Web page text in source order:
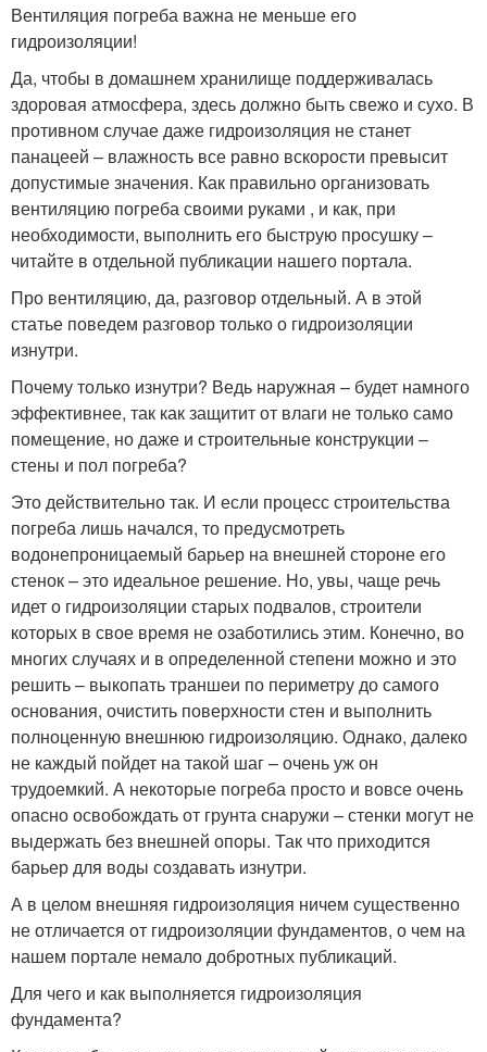
Вентиляция погреба важна не меньше его
гидроизоляции!
Да, чтобы в домашнем хранилище поддерживалась
здоровая атмосфера, здесь должно быть свежо и сухо. В
противном случае даже гидроизоляция не станет
панацеей – влажность все равно вскорости превысит
допустимые значения. Как правильно организовать
вентиляцию погреба своими руками , и как, при
необходимости, выполнить его быструю просушку –
читайте в отдельной публикации нашего портала.
Про вентиляцию, да, разговор отдельный. А в этой
статье поведем разговор только о гидроизоляции
изнутри.
Почему только изнутри? Ведь наружная – будет намного
эффективнее, так как защитит от влаги не только само
помещение, но даже и строительные конструкции –
стены и пол погреба?
Это действительно так. И если процесс строительства
погреба лишь начался, то предусмотреть
водонепроницаемый барьер на внешней стороне его
стенок – это идеальное решение. Но, увы, чаще речь
идет о гидроизоляции старых подвалов, строители
которых в свое время не озаботились этим. Конечно, во
многих случаях и в определенной степени можно и это
решить – выкопать траншеи по периметру до самого
основания, очистить поверхности стен и выполнить
полноценную внешнюю гидроизоляцию. Однако, далеко
не каждый пойдет на такой шаг – очень уж он
трудоемкий. А некоторые погреба просто и вовсе очень
опасно освобождать от грунта снаружи – стенки могут не
выдержать без внешней опоры. Так что приходится
барьер для воды создавать изнутри.
А в целом внешняя гидроизоляция ничем существенно
не отличается от гидроизоляции фундаментов, о чем на
нашем портале немало добротных публикаций.
Для чего и как выполняется гидроизоляция
фундамента?